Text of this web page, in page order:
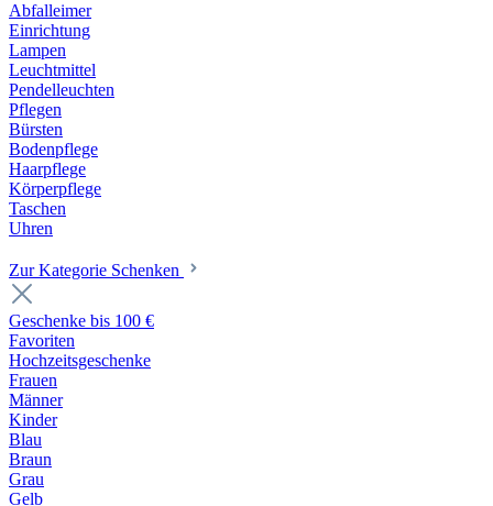
Abfalleimer
Einrichtung
Lampen
Leuchtmittel
Pendelleuchten
Pflegen
Bürsten
Bodenpflege
Haarpflege
Körperpflege
Taschen
Uhren
Zur Kategorie Schenken
Geschenke bis 100 €
Favoriten
Hochzeitsgeschenke
Frauen
Männer
Kinder
Blau
Braun
Grau
Gelb